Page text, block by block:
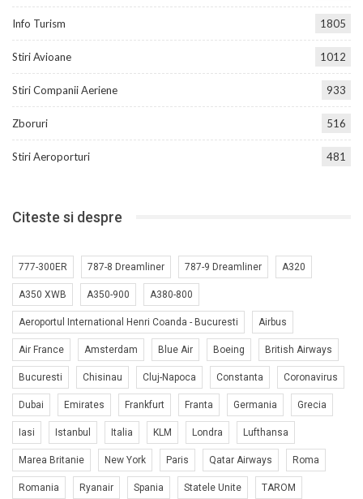
Info Turism 1805
Stiri Avioane 1012
Stiri Companii Aeriene 933
Zboruri 516
Stiri Aeroporturi 481
Citeste si despre
777-300ER 787-8 Dreamliner 787-9 Dreamliner A320
A350 XWB A350-900 A380-800
Aeroportul International Henri Coanda - Bucuresti Airbus
Air France Amsterdam Blue Air Boeing British Airways
Bucuresti Chisinau Cluj-Napoca Constanta Coronavirus
Dubai Emirates Frankfurt Franta Germania Grecia
Iasi Istanbul Italia KLM Londra Lufthansa
Marea Britanie New York Paris Qatar Airways Roma
Romania Ryanair Spania Statele Unite TAROM